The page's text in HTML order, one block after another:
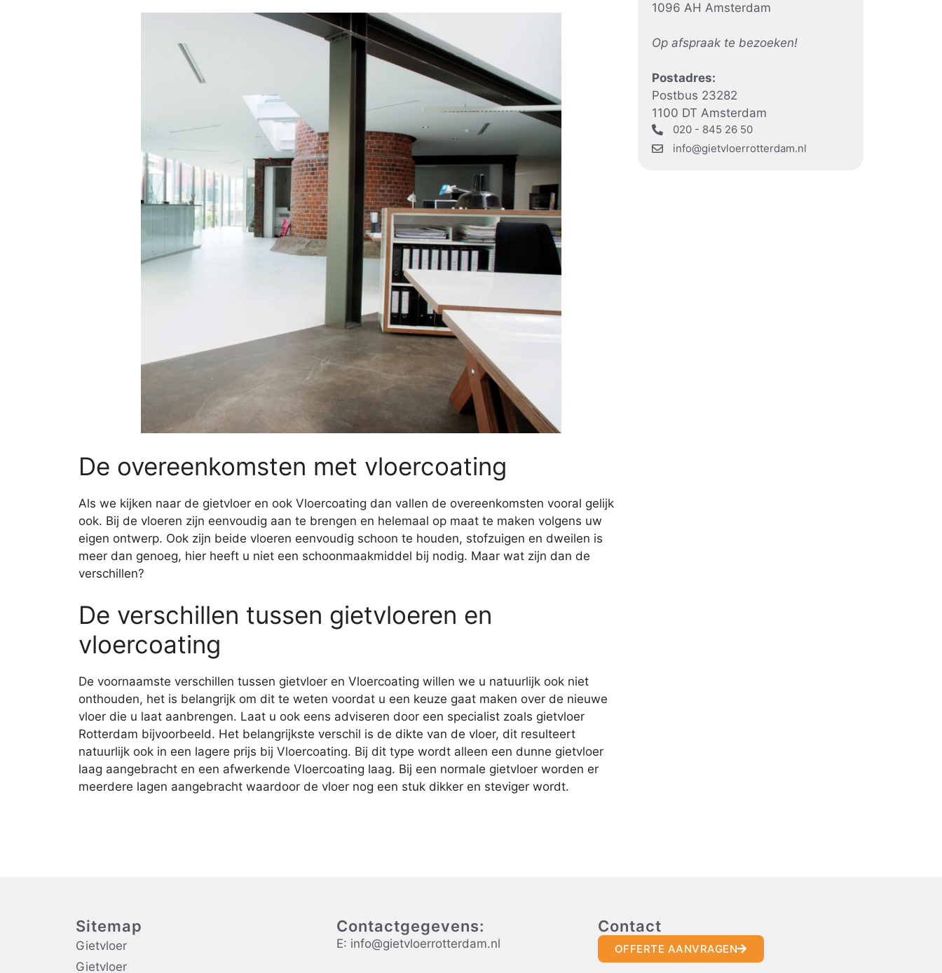
De overeenkomsten met vloercoating
Als we kijken naar de gietvloer en ook Vloercoating dan vallen de overeenkomsten vooral gelijk
ook. Bij de vloeren zijn eenvoudig aan te brengen en helemaal op maat te maken volgens uw
eigen ontwerp. Ook zijn beide vloeren eenvoudig schoon te houden, stofzuigen en dweilen is
meer dan genoeg, hier heeft u niet een schoonmaakmiddel bij nodig. Maar wat zijn dan de
verschillen?
De verschillen tussen gietvloeren en
vloercoating
De voornaamste verschillen tussen gietvloer en Vloercoating willen we u natuurlijk ook niet
onthouden, het is belangrijk om dit te weten voordat u een keuze gaat maken over de nieuwe
vloer die u laat aanbrengen. Laat u ook eens adviseren door een specialist zoals gietvloer
Rotterdam bijvoorbeeld. Het belangrijkste verschil is de dikte van de vloer, dit resulteert
natuurlijk ook in een lagere prijs bij Vloercoating. Bij dit type wordt alleen een dunne gietvloer
laag aangebracht en een afwerkende Vloercoating laag. Bij een normale gietvloer worden er
meerdere lagen aangebracht waardoor de vloer nog een stuk dikker en steviger wordt.
1096 AH Amsterdam
Op afspraak te bezoeken!
Postadres:
Postbus 23282
1100 DT Amsterdam
020 - 845 26 50
info@gietvloerrotterdam.nl
Sitemap
Gietvloer
Gietvloer
Contactgegevens:
E: info@gietvloerrotterdam.nl
Contact
OFFERTE AANVRAGEN